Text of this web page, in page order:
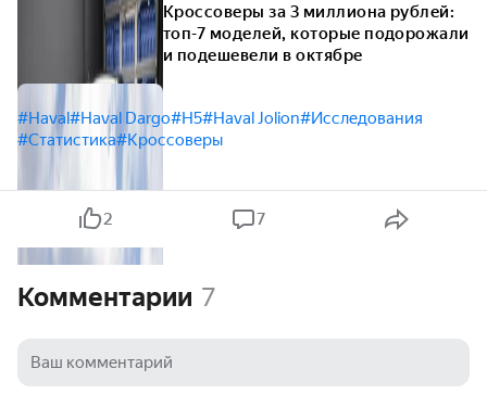
Кроссоверы за 3 миллиона рублей:
топ-7 моделей, которые подорожали
и подешевели в октябре
#Haval #Haval Dargo#H5#Haval Jolion#Исследования
#Статистика#Кроссоверы
2 7
Комментарии 7